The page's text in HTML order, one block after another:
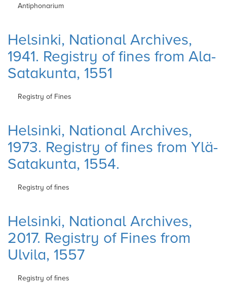
Antiphonarium
Helsinki, National Archives,
1941. Registry of fines from Ala-
Satakunta, 1551
Registry of Fines
Helsinki, National Archives,
1973. Registry of fines from Ylä-
Satakunta, 1554.
Registry of fines
Helsinki, National Archives,
2017. Registry of Fines from
Ulvila, 1557
Registry of fines